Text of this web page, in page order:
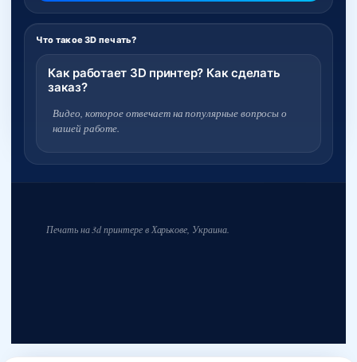
Что такое 3D печать?
Как работает 3D принтер? Как сделать
заказ?
Видео, которое отвечает на популярные вопросы о
нашей работе.
Печать на 3d принтере в Харькове, Украина.